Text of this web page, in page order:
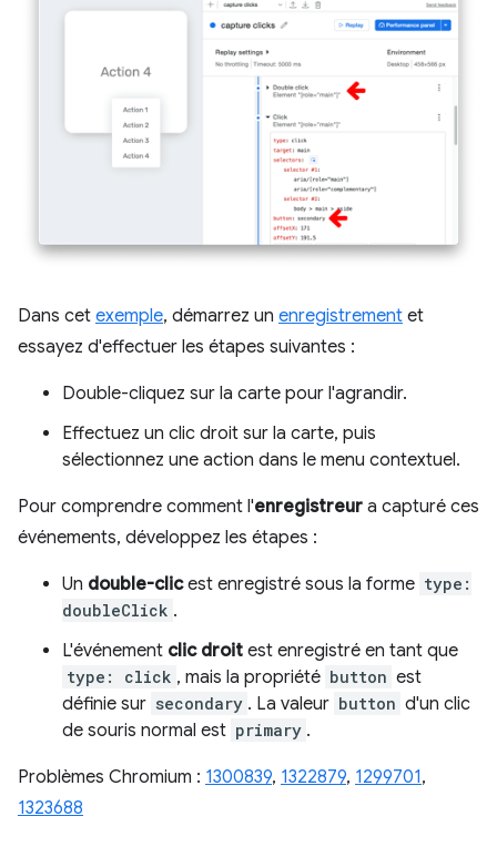
Dans cet exemple, démarrez un enregistrement et
essayez d'effectuer les étapes suivantes :
Double-cliquez sur la carte pour l'agrandir.
Effectuez un clic droit sur la carte, puis
sélectionnez une action dans le menu contextuel.
Pour comprendre comment l'enregistreur a capturé ces
événements, développez les étapes :
Un double-clicest enregistré sous la forme type:
doubleClick .
L'événement clic droit est enregistré en tant que
type: click , mais la propriété button est
définie sur secondary . La valeur button d'un clic
de souris normal est primary .
Problèmes Chromium : 1300839, 1322879, 1299701,
1323688